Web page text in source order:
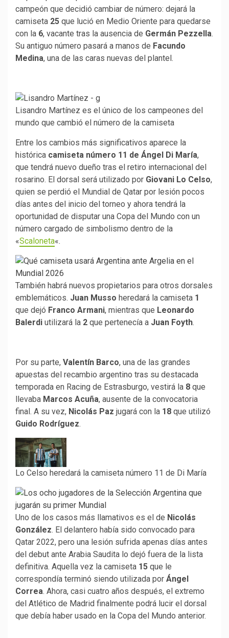
campeón que decidió cambiar de número: dejará la
camiseta 25 que lució en Medio Oriente para quedarse
con la 6, vacante tras la ausencia de Germán Pezzella.
Su antiguo número pasará a manos de Facundo
Medina, una de las caras nuevas del plantel.
Lisandro Martínez es el único de los campeones del
mundo que cambió el número de la camiseta
Entre los cambios más significativos aparece la
histórica camiseta número 11 de Ángel Di María,
que tendrá nuevo dueño tras el retiro internacional del
rosarino. El dorsal será utilizado por Giovani Lo Celso,
quien se perdió el Mundial de Qatar por lesión pocos
días antes del inicio del torneo y ahora tendrá la
oportunidad de disputar una Copa del Mundo con un
número cargado de simbolismo dentro de la
«Scaloneta«.
También habrá nuevos propietarios para otros dorsales
emblemáticos. Juan Musso heredará la camiseta 1
que dejó Franco Armani, mientras que Leonardo
Balerdi utilizará la 2 que pertenecía a Juan Foyth.
Por su parte, Valentín Barco, una de las grandes
apuestas del recambio argentino tras su destacada
temporada en Racing de Estrasburgo, vestirá la 8 que
llevaba Marcos Acuña, ausente de la convocatoria
final. A su vez, Nicolás Paz jugará con la 18 que utilizó
Guido Rodríguez.
Lo Celso heredará la camiseta número 11 de Di María
Uno de los casos más llamativos es el de Nicolás
González. El delantero había sido convocado para
Qatar 2022, pero una lesión sufrida apenas días antes
del debut ante Arabia Saudita lo dejó fuera de la lista
definitiva. Aquella vez la camiseta 15 que le
correspondía terminó siendo utilizada por Ángel
Correa. Ahora, casi cuatro años después, el extremo
del Atlético de Madrid finalmente podrá lucir el dorsal
que debía haber usado en la Copa del Mundo anterior.